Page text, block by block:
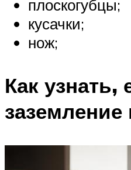
плоскогубцы;
кусачки;
нож;
Как узнать,
заземление